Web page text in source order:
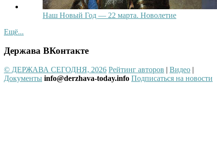
Наш Новый Год — 22 марта. Новолетие
Ещё...
Держава ВКонтакте
© ДЕРЖАВА СЕГОДНЯ, 2026 Рейтинг авторов | Видео |
Документы info@derzhava-today.info Подписаться на новости